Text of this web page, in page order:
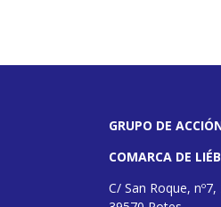
GRUPO DE
COMARCA DE
C/ San Roque, nº7,